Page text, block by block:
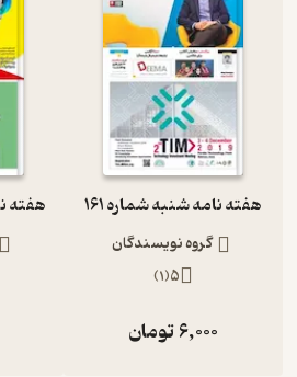
هفته نامه شنبه شماره 161
گروه نویسندگان
5
(
1
)
6,000تومان